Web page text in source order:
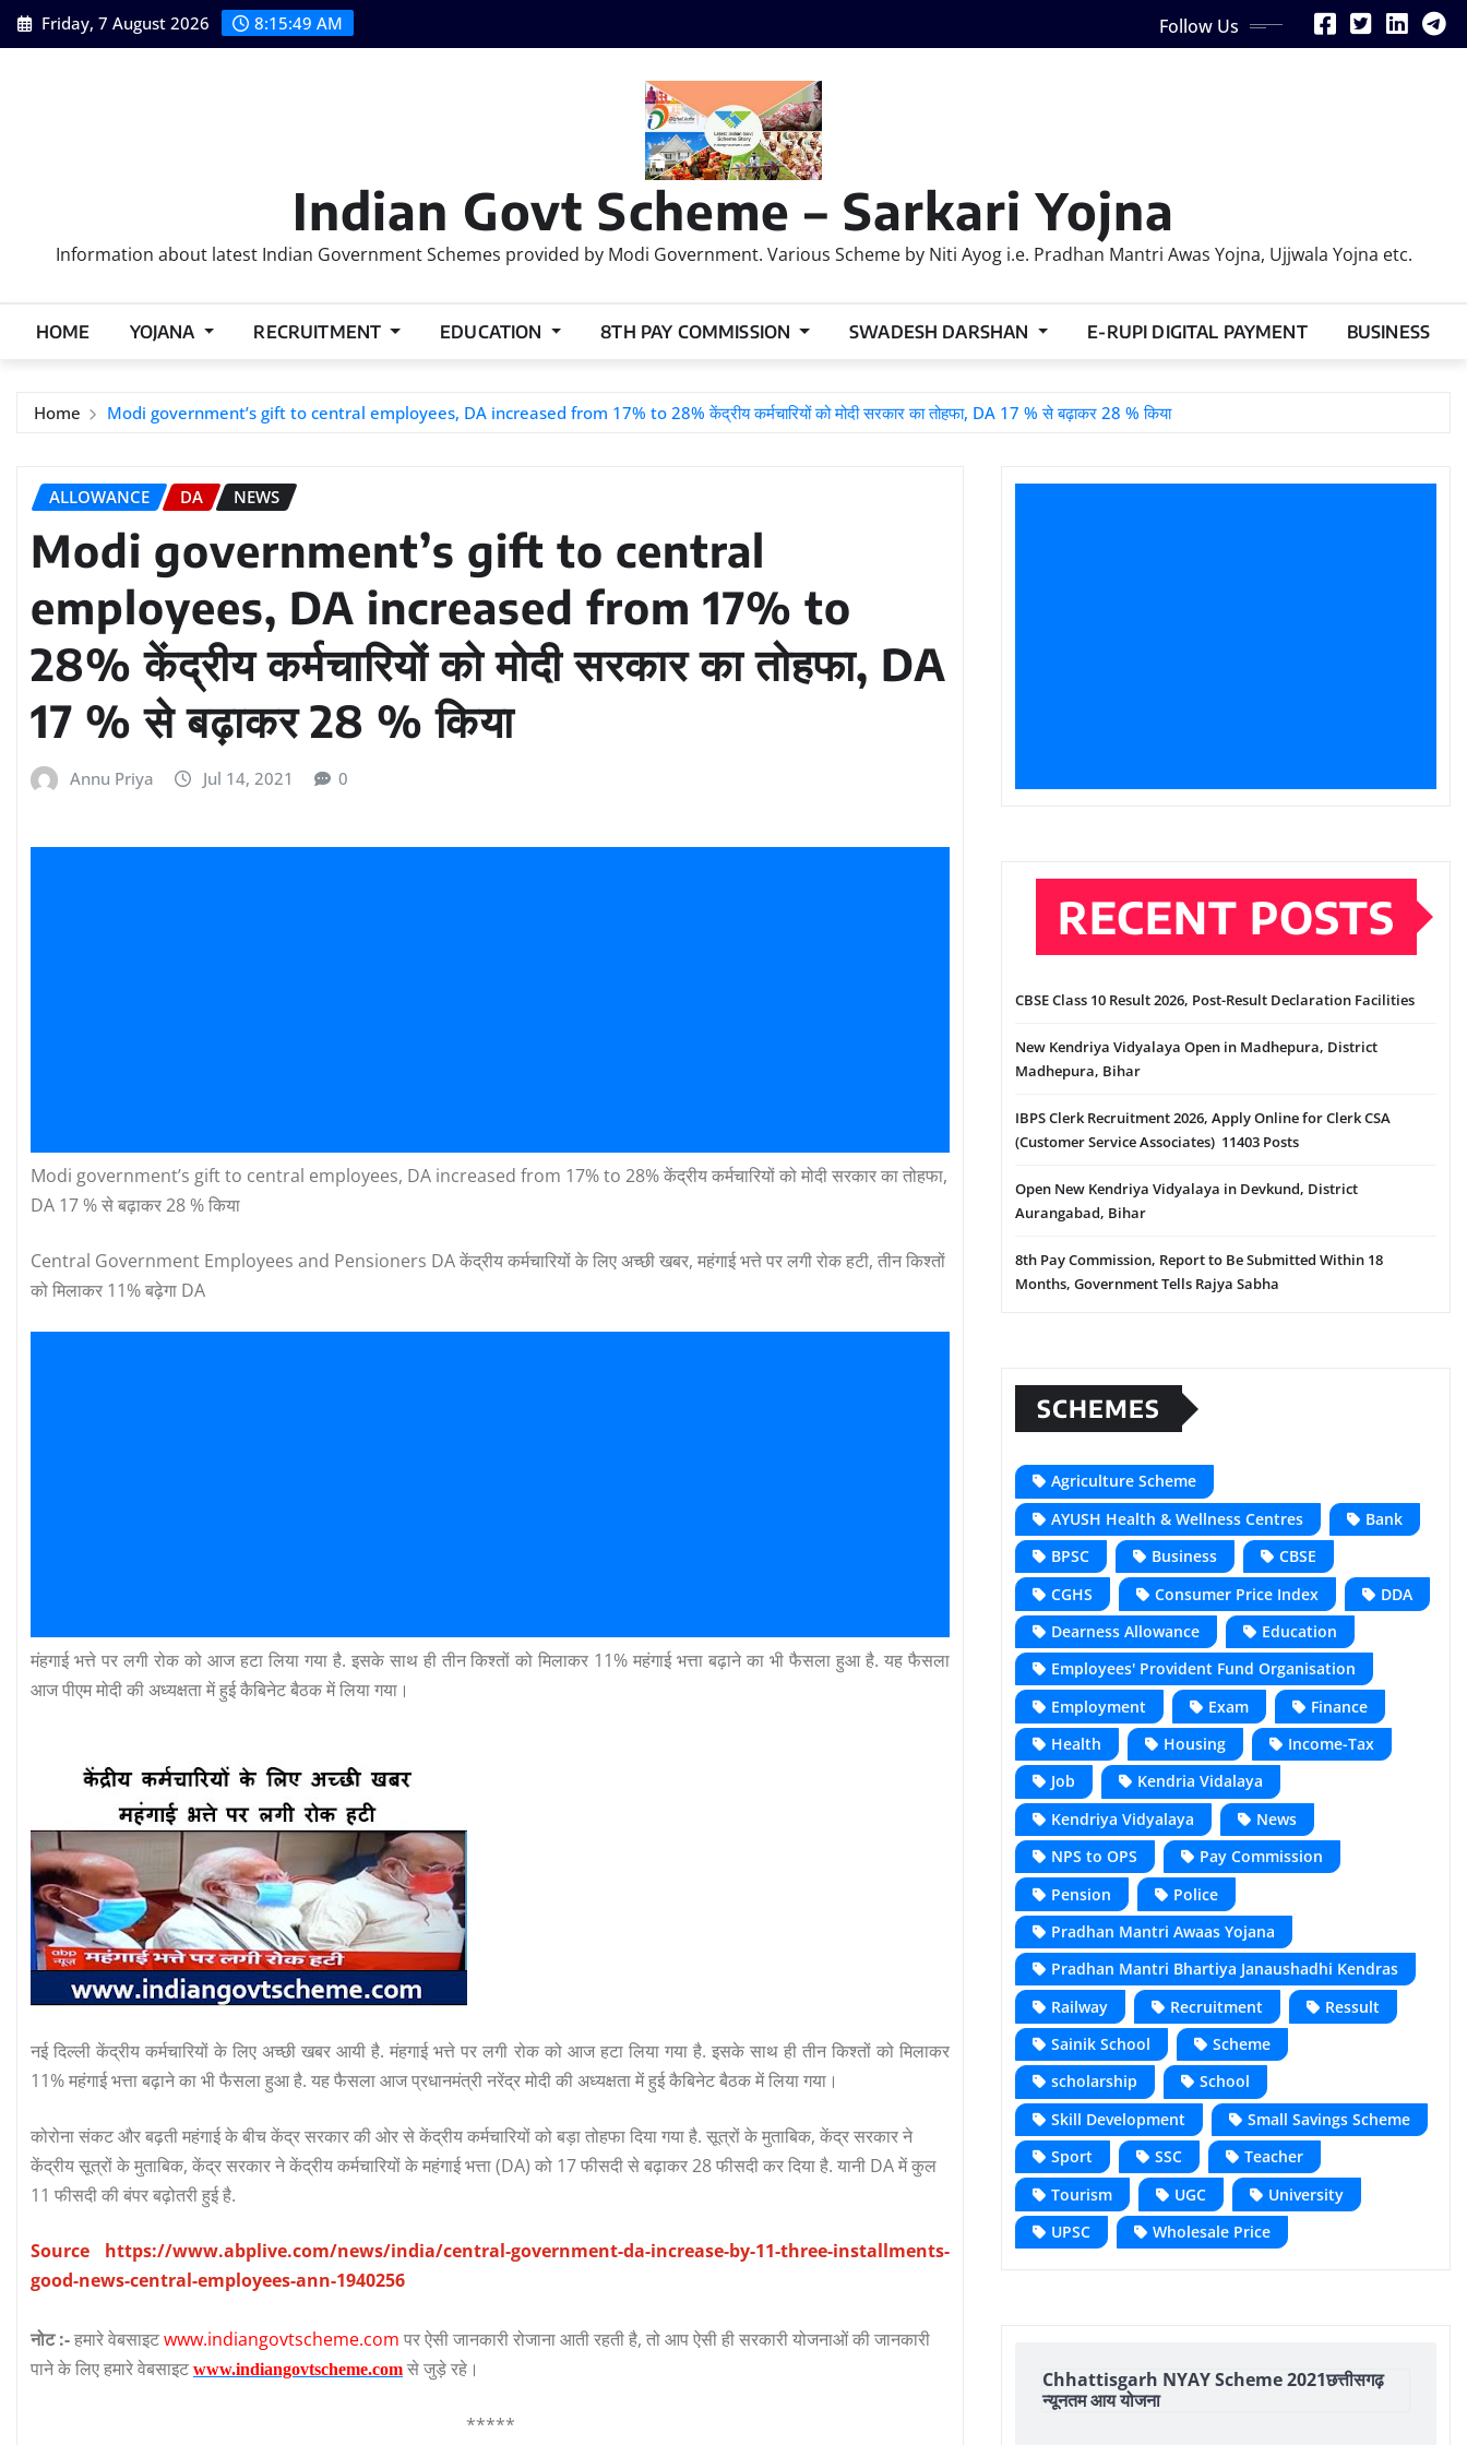
Skip
to
Friday, 7 August 2026 8:15:50 AM Follow Us
Indian Govt Scheme – Sarkari Yojna
Information about latest Indian Government Schemes provided by Modi Government. Various Scheme by Niti Ayog i.e. Pradhan Mantri Awas Yojna, Ujjwala Yojna etc.
HOME YOJANA RECRUITMENT EDUCATION 8TH PAY COMMISSION SWADESH DARSHAN E-RUPI DIGITAL PAYMENT BUSINESS
Home Modi government’s gift to central employees, DA increased from 17% to 28% केंद्रीय कर्मचारियों को मोदी सरकार का तोहफा, DA 17 % से बढ़ाकर 28 % किया
ALLOWANCE DA NEWS
Modi government’s gift to central
employees, DA increased from 17% to
28% केंद्रीय कर्मचारियों को मोदी सरकार का तोहफा, DA
17 % से बढ़ाकर 28 % किया
Annu Priya Jul 14, 2021 0
Modi government’s gift to central employees, DA increased from 17% to 28% केंद्रीय कर्मचारियों को मोदी सरकार का तोहफा,
DA 17 % से बढ़ाकर 28 % किया
Central Government Employees and Pensioners DA केंद्रीय कर्मचारियों के लिए अच्छी खबर, महंगाई भत्ते पर लगी रोक हटी, तीन किश्तों
को मिलाकर 11% बढ़ेगा DA
मंहगाई भत्ते पर लगी रोक को आज हटा लिया गया है. इसके साथ ही तीन किश्तों को मिलाकर 11% महंगाई भत्ता बढ़ाने का भी फैसला हुआ है. यह फैसला
आज पीएम मोदी की अध्यक्षता में हुई कैबिनेट बैठक में लिया गया।
नई दिल्ली केंद्रीय कर्मचारियों के लिए अच्छी खबर आयी है. मंहगाई भत्ते पर लगी रोक को आज हटा लिया गया है. इसके साथ ही तीन किश्तों को मिलाकर
11% महंगाई भत्ता बढ़ाने का भी फैसला हुआ है. यह फैसला आज प्रधानमंत्री नरेंद्र मोदी की अध्यक्षता में हुई कैबिनेट बैठक में लिया गया।
कोरोना संकट और बढ़ती महंगाई के बीच केंद्र सरकार की ओर से केंद्रीय कर्मचारियों को बड़ा तोहफा दिया गया है. सूत्रों के मुताबिक, केंद्र सरकार ने
केंद्रीय सूत्रों के मुताबिक, केंद्र सरकार ने केंद्रीय कर्मचारियों के महंगाई भत्ता (DA) को 17 फीसदी से बढ़ाकर 28 फीसदी कर दिया है. यानी DA में कुल
11 फीसदी की बंपर बढ़ोतरी हुई है.
Source https://www.abplive.com/news/india/central-government-da-increase-by-11-three-installments-
good-news-central-employees-ann-1940256
नोट :-हमारे वेबसाइटwww.indiangovtscheme.com पर ऐसी जानकारी रोजाना आती रहती है, तो आप ऐसी ही सरकारी योजनाओं की जानकारी
पाने के लिए हमारे वेबसाइटwww.indiangovtscheme.com से जुड़े रहे।
*****
RECENT POSTS
CBSE Class 10 Result 2026, Post-Result Declaration Facilities
New Kendriya Vidyalaya Open in Madhepura, District
Madhepura, Bihar
IBPS Clerk Recruitment 2026, Apply Online for Clerk CSA
(Customer Service Associates) 11403 Posts
Open New Kendriya Vidyalaya in Devkund, District
Aurangabad, Bihar
8th Pay Commission, Report to Be Submitted Within 18
Months, Government Tells Rajya Sabha
SCHEMES
Agriculture Scheme
AYUSH Health & Wellness Centres
Bank
BPSC
Business
CBSE
CGHS
Consumer Price Index
DDA
Dearness Allowance
Education
Employees' Provident Fund Organisation
Employment
Exam
Finance
Health
Housing
Income-Tax
Job
Kendria Vidalaya
Kendriya Vidyalaya
News
NPS to OPS
Pay Commission
Pension
Police
Pradhan Mantri Awaas Yojana
Pradhan Mantri Bhartiya Janaushadhi Kendras
Railway
Recruitment
Ressult
Sainik School
Scheme
scholarship
School
Skill Development
Small Savings Scheme
Sport
SSC
Teacher
Tourism
UGC
University
UPSC
Wholesale Price
Chhattisgarh NYAY Scheme 2021छत्तीसगढ़
न्यूनतम आय योजना